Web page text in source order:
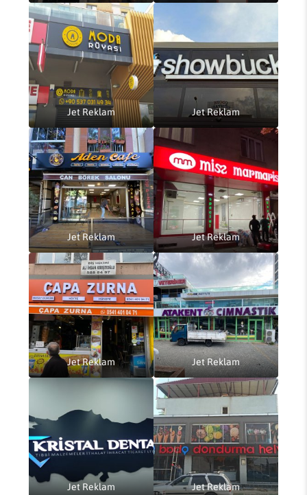
Jet Reklam Jet Reklam
Jet Reklam Jet Reklam
Jet Reklam Jet Reklam
Jet Reklam Jet Reklam